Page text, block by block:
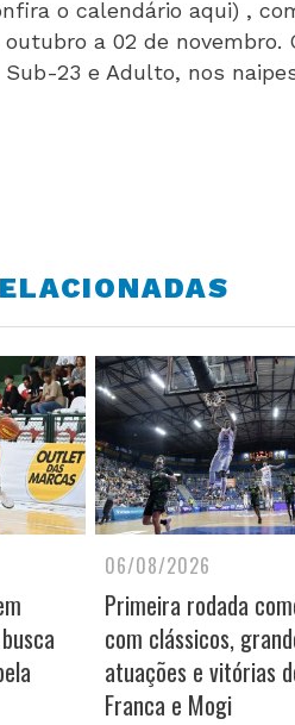
o calendário aqui) ,
a 02 de
23 e Adulto, nos
06/08/2026
Primeira rodada
com clássicos,
atuações e vitórias
Franca e Mogi